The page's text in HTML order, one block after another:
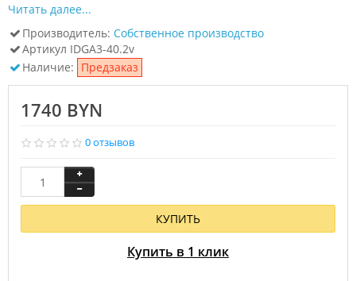
Читать далее...
Производитель: Собственное производство
Артикул IDGA3-40.2v
Наличие: Предзаказ
1740 BYN
0 отзывов
КУПИТЬ
Купить в 1 клик